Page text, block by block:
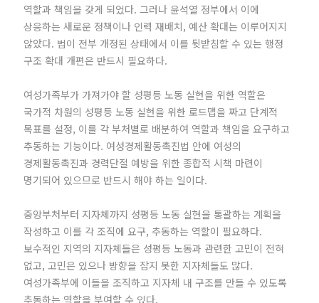
역할과 책임을 갖게 되었다. 그러나 윤석열 정부에서 이에
상응하는 새로운 정책이나 인력 재배치, 예산 확대는 이루어지지
않았다. 법이 전부 개정된 상태에서 이를 뒷받침할 수 있는 행정
구조 확대 개편은 반드시 필요하다.
여성가족부가 가져가야 할 성평등 노동 실현을 위한 역할은
국가적 차원의 성평등 노동 실현을 위한 로드맵을 짜고 단계적
목표를 설정, 이를 각 부처별로 배분하여 역할과 책임을 요구하고
추동하는 기능이다. 여성경제활동촉진법 안에 여성의
경제활동촉진과 경력단절 예방을 위한 종합적 시책 마련이
명기되어 있으므로 반드시 해야 하는 일이다.
중앙부처부터 지자체까지 성평등 노동 실현을 통괄하는 계획을
작성하고 이를 각 조직에 요구, 추동하는 역할이 필요하다.
보수적인 지역의 지자체들은 성평등 노동과 관련한 고민이 전혀
없고, 고민은 있으나 방향을 잡지 못한 지자체들도 많다.
여성가족부에 이들을 조직하고 지자체 내 구조를 만들 수 있도록
추동하는 역할을 부여할 수 있다.